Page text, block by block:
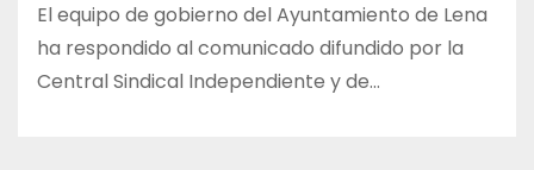
El equipo de gobierno del Ayuntamiento de Lena
ha respondido al comunicado difundido por la
Central Sindical Independiente y de…